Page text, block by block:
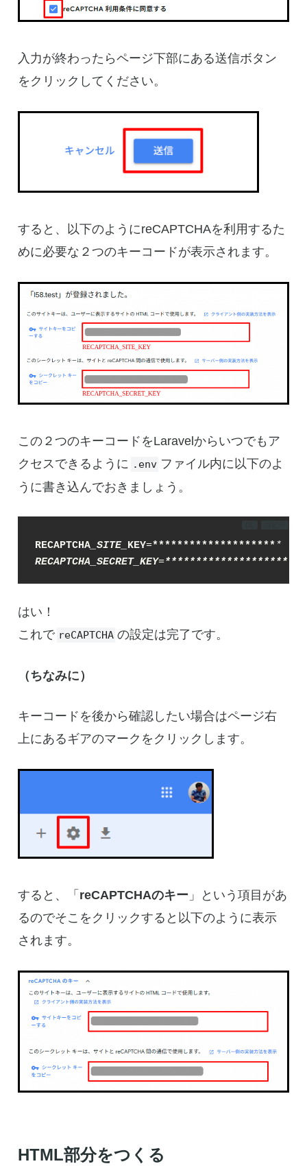
入力が終わったらページ下部にある送信ボタン
をクリックしてください。
すると、以下のようにreCAPTCHAを利用するた
めに必要な２つのキーコードが表示されます。
この２つのキーコードをLaravelからいつでもア
クセスできるように .env ファイル内に以下のよ
うに書き込んでおきましょう。
RECAPTCHA _SITE_ KEY=********************
RECAPTCHA_SECRET_KEY=********************
はい！
これで reCAPTCHA の設定は完了です。
（ちなみに）
キーコードを後から確認したい場合はページ右
上にあるギアのマークをクリックします。
すると、「 reCAPTCHAのキー 」という項目があ
るのでそこをクリックすると以下のように表示
されます。
HTML部分をつくる